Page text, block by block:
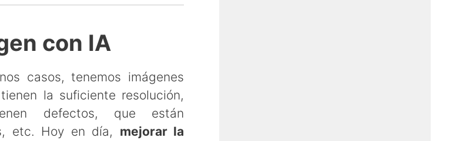
con IA
casos, tenemos imágenes
la suficiente resolución,
defectos, que están
etc. Hoy en día, mejorar la